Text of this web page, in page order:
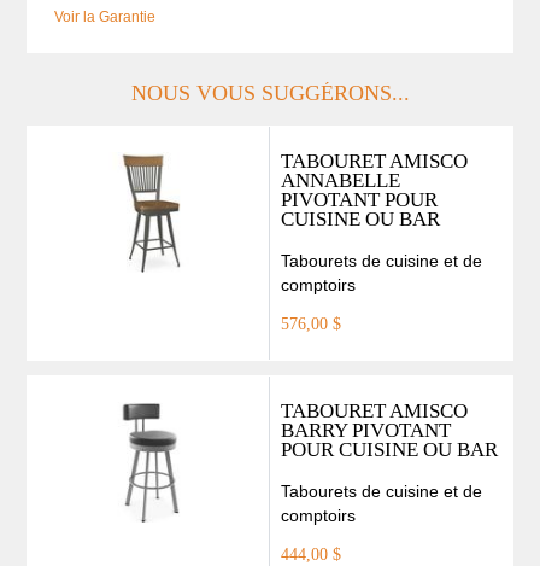
Voir la Garantie
NOUS VOUS SUGGÉRONS...
TABOURET AMISCO
ANNABELLE
PIVOTANT POUR
CUISINE OU BAR
Tabourets de cuisine et de
comptoirs
576,00 $
TABOURET AMISCO
BARRY PIVOTANT
POUR CUISINE OU BAR
Tabourets de cuisine et de
comptoirs
444,00 $